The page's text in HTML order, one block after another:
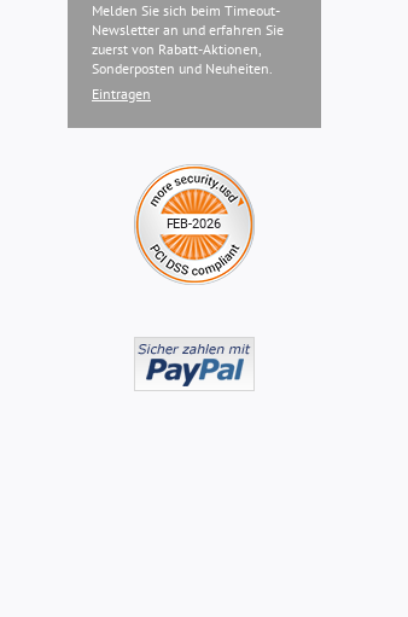
Melden Sie sich beim Timeout-
Newsletter an und erfahren Sie
zuerst von Rabatt-Aktionen,
Sonderposten und Neuheiten.
Eintragen